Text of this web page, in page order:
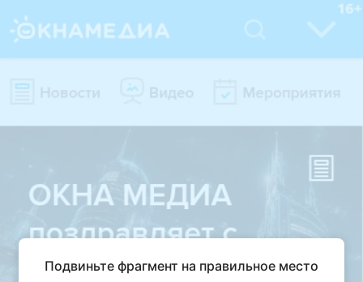
Подвиньте фрагмент на правильное место